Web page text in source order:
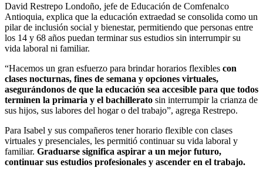
David Restrepo Londoño, jefe de Educación de Comfenalco
Antioquia, explica que la educación extraedad se consolida como un
pilar de inclusión social y bienestar, permitiendo que personas entre
los 14 y 68 años puedan terminar sus estudios sin interrumpir su
vida laboral ni familiar.
“Hacemos un gran esfuerzo para brindar horarios flexibles con
clases nocturnas, fines de semana y opciones virtuales,
asegurándonos de que la educación sea accesible para que todos
terminen la primaria y el bachillerato sin interrumpir la crianza de
sus hijos, sus labores del hogar o del trabajo”, agrega Restrepo.
Para Isabel y sus compañeros tener horario flexible con clases
virtuales y presenciales, les permitió continuar su vida laboral y
familiar. Graduarse significa aspirar a un mejor futuro,
continuar sus estudios profesionales y ascender en el trabajo.